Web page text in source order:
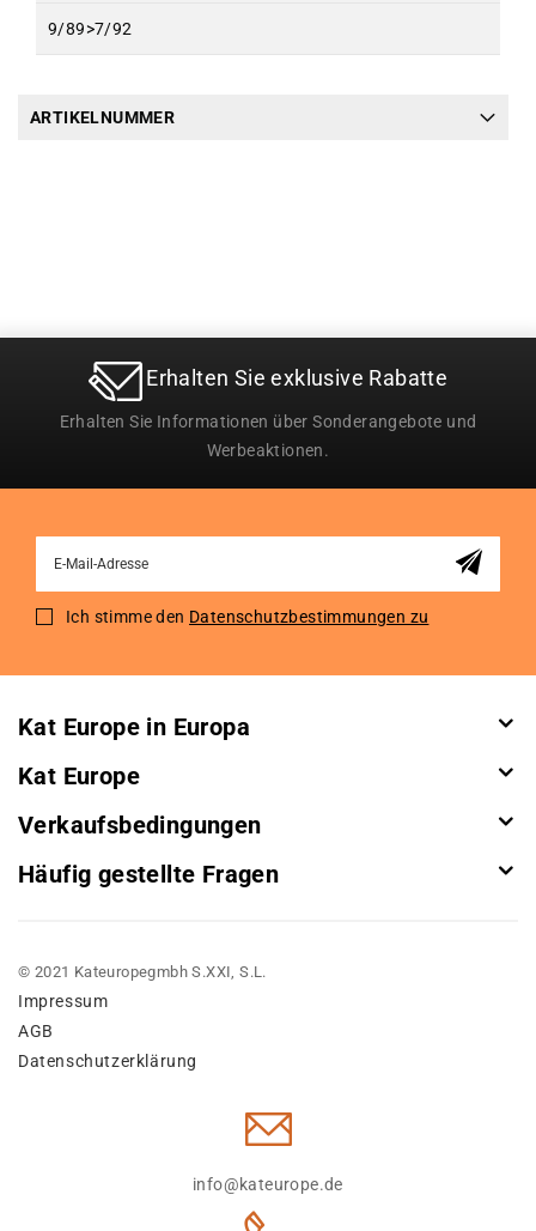
9/89>7/92
ARTIKELNUMMER
Erhalten Sie exklusive Rabatte
Erhalten Sie Informationen über Sonderangebote und
Werbeaktionen.
for
Ich stimme den Datenschutzbestimmungen zu
Kat Europe in Europa
Kat Europe
Verkaufsbedingungen
Häufig gestellte Fragen
© 2021 Kateuropegmbh S.XXI, S.L.
Impressum
AGB
Datenschutzerklärung
info@kateurope.de